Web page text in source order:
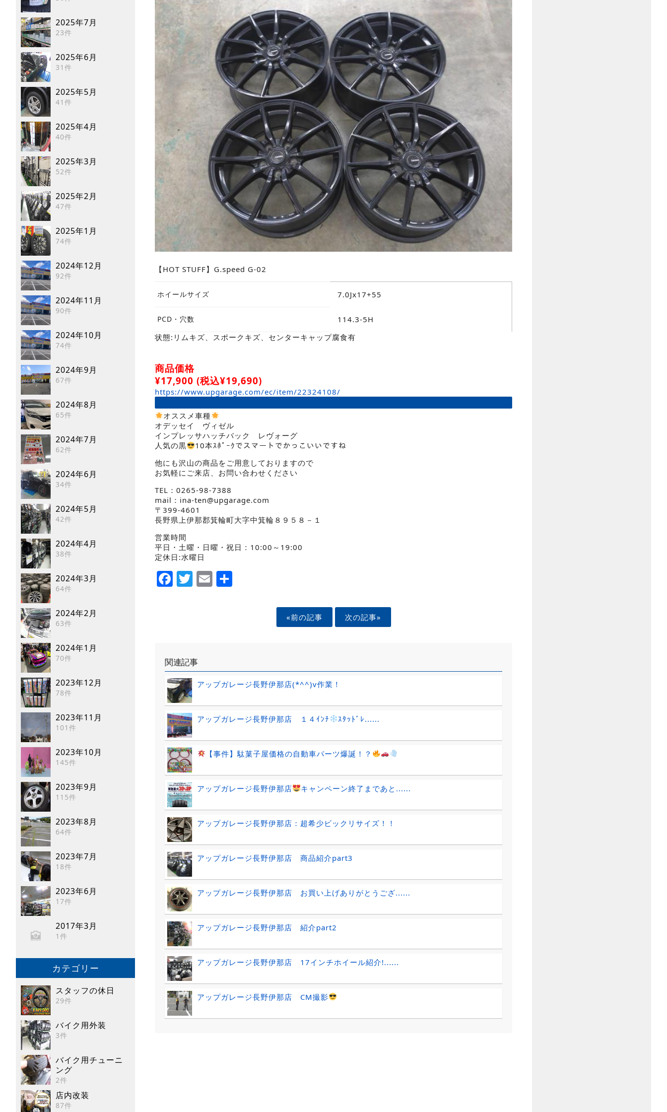
2025年7月
23件
2025年6月
31件
2025年5月
41件
2025年4月
40件
2025年3月
52件
2025年2月
47件
2025年1月
74件
2024年12月
92件
2024年11月
90件
2024年10月
74件
2024年9月
67件
2024年8月
65件
2024年7月
62件
2024年6月
34件
2024年5月
42件
2024年4月
38件
2024年3月
64件
2024年2月
63件
2024年1月
70件
2023年12月
78件
2023年11月
101件
2023年10月
145件
2023年9月
115件
2023年8月
64件
2023年7月
18件
2023年6月
17件
2017年3月
1件
カテゴリー
スタッフの休日
29件
バイク用外装
3件
バイク用チューニ
ング
2件
店内改装
87件
【HOT STUFF】G.speed G-02
ホイールサイズ 7.0Jx17+55
PCD・穴数
114.3-5H
状態:リムキズ、スポークキズ、センターキャップ腐食有
商品価格
¥17,900 (税込¥19,690)
https://www.upgarage.com/ec/item/22324108/
オススメ車種
オデッセイ ヴィゼル
インプレッサハッチバック レヴォーグ
人気の黒
10本ｽﾎﾟｰｸでスマートでかっこいいですね
他にも沢山の商品をご用意しておりますので
お気軽にご来店、お問い合わせください
TEL：0265-98-7388
mail：ina-ten@upgarage.com
〒399-4601
長野県上伊那郡箕輪町大字中箕輪８９５８－１
営業時間
平日・土曜・日曜・祝日：10:00～19:00
定休日:水曜日
Facebook
Twitter
Email
«前の記事 次の記事»
関連記事
アップガレージ長野伊那店(*^^)v作業！
アップガレージ長野伊那店 １４ｲﾝﾁ ｽﾀｯﾄﾞﾚ......
【事件】駄菓子屋価格の自動車パーツ爆誕！？
アップガレージ長野伊那店 キャンペーン終了まであと......
アップガレージ長野伊那店：超希少ビックリサイズ！！
アップガレージ長野伊那店 商品紹介part3
アップガレージ長野伊那店 お買い上げありがとうござ......
アップガレージ長野伊那店 紹介part2
アップガレージ長野伊那店 17インチホイール紹介!......
アップガレージ長野伊那店 CM撮影